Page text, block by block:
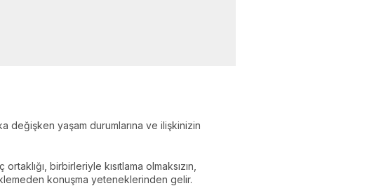
yaşam durumlarına ve ilişkinizin
ortaklığı, birbirleriyle kısıtlama olmaksızın,
konuşma yeteneklerinden gelir.